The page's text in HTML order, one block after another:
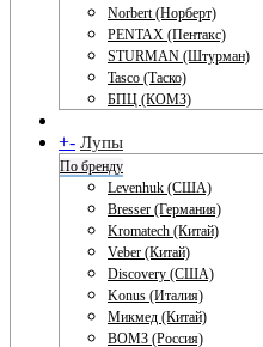
Norbert (Норберт)
PENTAX (Пентакс)
STURMAN (Штурман)
Tasco (Таско)
БПЦ (КОМЗ)
+- Лупы
По бренду
Levenhuk (США)
Bresser (Германия)
Kromatech (Китай)
Veber (Китай)
Discovery (США)
Konus (Италия)
Микмед (Китай)
ВОМЗ (Россия)